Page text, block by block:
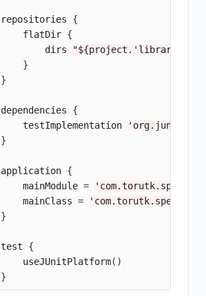
repositories
{
flatDir {
dirs
}
}
dependencies
{
testImplementation
}
application {
mainModule =
mainClass =
}
test
{
useJUnitPlatform()
}